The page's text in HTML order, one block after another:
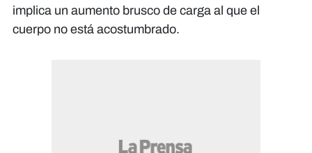
implica un aumento brusco de carga al que el
cuerpo no está acostumbrado.